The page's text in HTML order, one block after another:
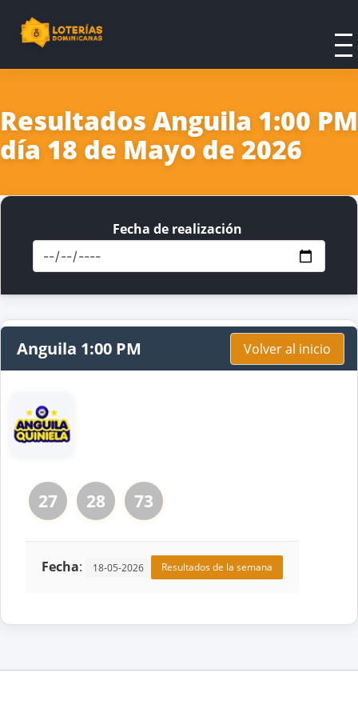
Resultados Anguila 1:00 PM
día 18 de Mayo de 2026
Fecha de realización
Anguila 1:00 PM Volver al inicio
27 28 73
Fecha: 18-05-2026 Resultados de la semana